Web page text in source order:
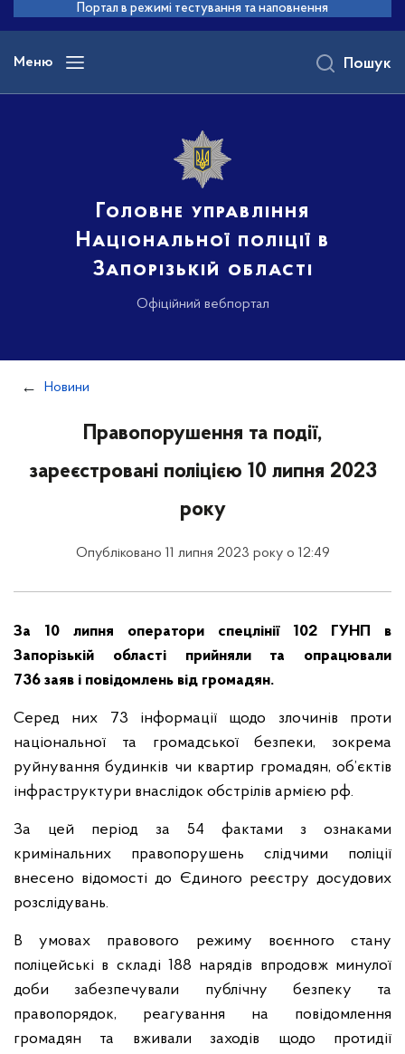
основного
вмісту
Портал в режимі тестування та наповнення
Меню
Головне управління
Національної поліції в
Запорізькій області
Офіційний вебпортал
Пошук
Новини
Правопорушення та події,
зареєстровані поліцією 10 липня 2023
року
Опубліковано 11 липня 2023 року о 12:49
За 10 липня оператори спецлінії 102 ГУНП в
Запорізькій області прийняли та опрацювали
736 заяв і повідомлень від громадян.
Серед них 73 інформації щодо злочинів проти
національної та громадської безпеки, зокрема
руйнування будинків чи квартир громадян, об’єктів
інфраструктури внаслідок обстрілів армією рф.
За цей період за 54 фактами з ознаками
кримінальних правопорушень слідчими поліції
внесено відомості до Єдиного реєстру досудових
розслідувань.
В умовах правового режиму воєнного стану
поліцейські в складі 188 нарядів впродовж минулої
доби забезпечували публічну безпеку та
правопорядок, реагування на повідомлення
громадян та вживали заходів щодо протидії